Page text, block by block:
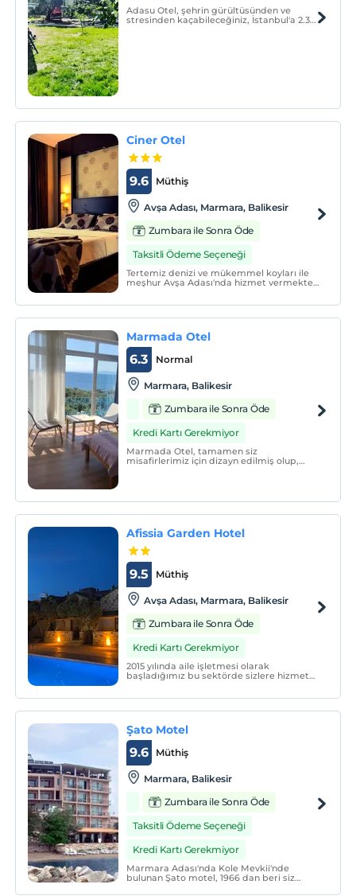
Adasu Otel, şehrin gürültüsünden ve
stresinden kaçabileceğiniz, İstanbul'a 2.30
Ciner Otel
Müthiş
9.6
Avşa Adası, Marmara, Balikesir
Zumbara ile Sonra Öde
Taksitli Ödeme Seçeneği
Tertemiz denizi ve mükemmel koyları ile
meşhur Avşa Adası'nda hizmet vermekte
Marmada Otel
Normal
6.3
Marmara, Balikesir
Zumbara ile Sonra Öde
Kredi Kartı Gerekmiyor
Marmada Otel, tamamen siz
misafirlerimiz için dizayn edilmiş olup,
Afissia Garden Hotel
Müthiş
9.5
Avşa Adası, Marmara, Balikesir
Zumbara ile Sonra Öde
Kredi Kartı Gerekmiyor
2015 yılında aile işletmesi olarak
başladığımız bu sektörde sizlere hizmet
Şato Motel
Müthiş
9.6
Marmara, Balikesir
Zumbara ile Sonra Öde
Taksitli Ödeme Seçeneği
Kredi Kartı Gerekmiyor
Marmara Adası'nda Kole Mevkii'nde
bulunan Şato motel, 1966 dan beri siz